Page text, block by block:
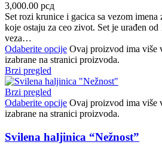
3,000.00 рсд
Set rozi krunice i gacica sa vezom imena
koje ostaju za ceo zivot. Set je urađen
veza…
Odaberite opcije Ovaj proizvod ima više
izabrane na stranici proizvoda.
Brzi pregled
Brzi pregled
Odaberite opcije Ovaj proizvod ima više
izabrane na stranici proizvoda.
Svilena haljinica “Nežnost”